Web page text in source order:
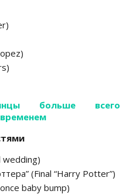
больше всего
wedding)
(Final “Harry Potter”)
baby bump)